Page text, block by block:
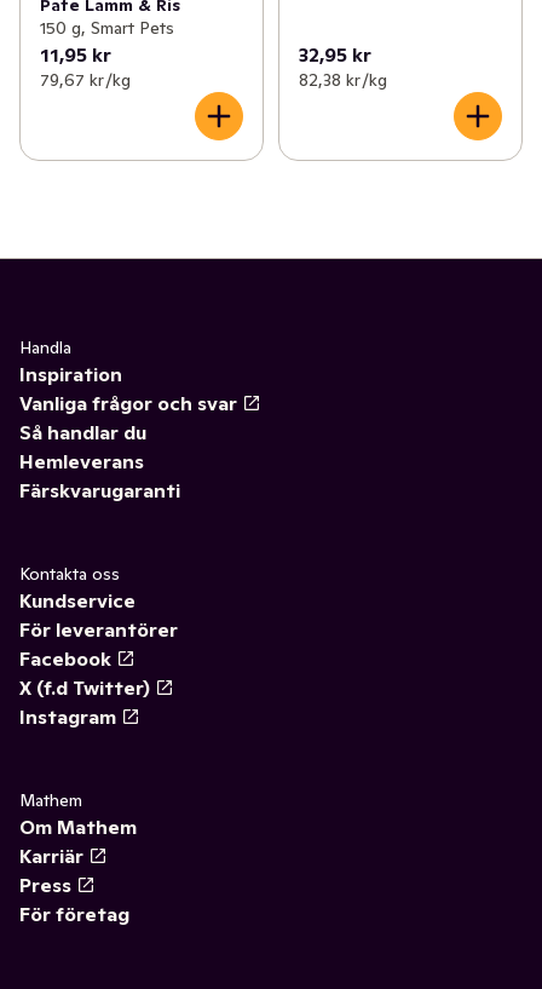
Pate Lamm & Ris
150 g, Smart Pets
11,95 kr
79,67 kr /kg
32,95 kr
82,38 kr /kg
Handla
Inspiration
Vanliga frågor och svar
Så handlar du
Hemleverans
Färskvarugaranti
Kontakta oss
Kundservice
För leverantörer
Facebook
X (f.d Twitter)
Instagram
Mathem
Om Mathem
Karriär
Press
För företag